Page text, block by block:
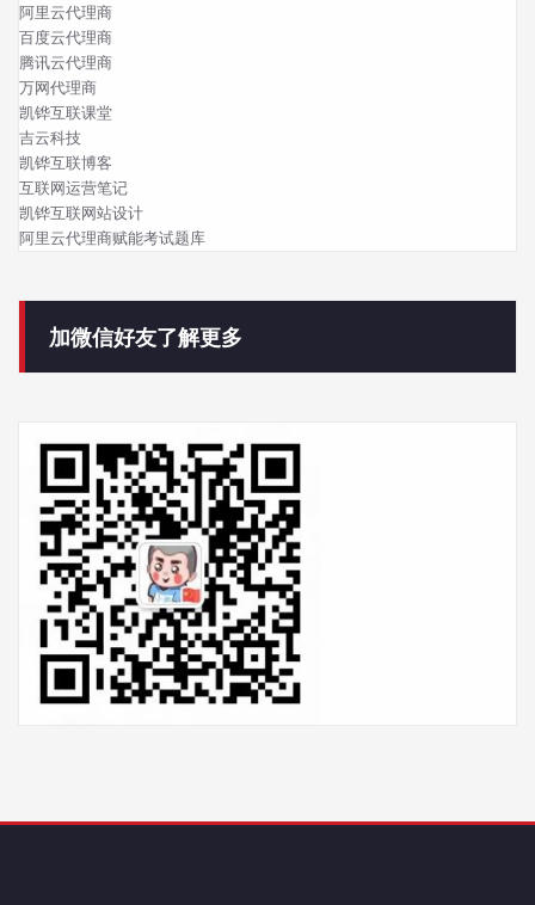
阿里云代理商
百度云代理商
腾讯云代理商
万网代理商
凯铧互联课堂
吉云科技
凯铧互联博客
互联网运营笔记
凯铧互联网站设计
阿里云代理商赋能考试题库
加微信好友了解更多